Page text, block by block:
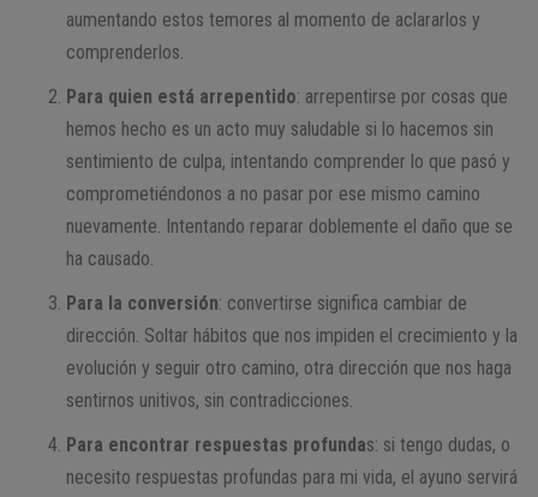
aumentando estos temores al momento de aclararlos y
comprenderlos.
Para quien está arrepentido: arrepentirse por cosas que
hemos hecho es un acto muy saludable si lo hacemos sin
sentimiento de culpa, intentando comprender lo que pasó y
comprometiéndonos a no pasar por ese mismo camino
nuevamente. Intentando reparar doblemente el daño que se
ha causado.
Para la conversión: convertirse significa cambiar de
dirección. Soltar hábitos que nos impiden el crecimiento y la
evolución y seguir otro camino, otra dirección que nos haga
sentirnos unitivos, sin contradicciones.
Para encontrar respuestas profundas: si tengo dudas, o
necesito respuestas profundas para mi vida, el ayuno servirá